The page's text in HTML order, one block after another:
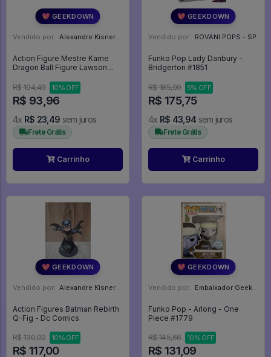
💖 GEEKDOWN
Vendido por: Alexandre Kisner - PR
Action Figure Mestre Kame
Dragon Ball Figure Lawson
Ball
R$ 104,40 10% OFF
R$ 93,96
4x R$ 23,49 sem juros
Frete Grátis
Carrinho
💖 GEEKDOWN
Vendido por: ROVANI POPS - SP
Funko Pop Lady Danbury -
Bridgerton #1851
R$ 185,00 5% OFF
R$ 175,75
4x R$ 43,94 sem juros
Frete Grátis
Carrinho
💖 GEEKDOWN
Vendido por: Alexandre Kisner - PR
Action Figures Batman Rebirth
Q-Fig - Dc Comics
R$ 130,00 10% OFF
R$ 117,00
💖 GEEKDOWN
Vendido por: Embaixador Geek - SP
Funko Pop - Arlong - One
Piece #1779
R$ 145,66 10% OFF
R$ 131,09